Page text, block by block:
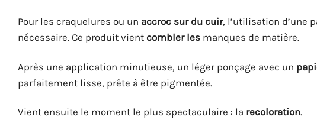
Pour les craquelures ou un accroc sur du cuir, l’utilisation d’une
nécessaire. Ce produit vient combler les manques de matière.
Après une application minutieuse, un léger ponçage avec un
parfaitement lisse, prête à être pigmentée.
Vient ensuite le moment le plus spectaculaire : la recoloration.